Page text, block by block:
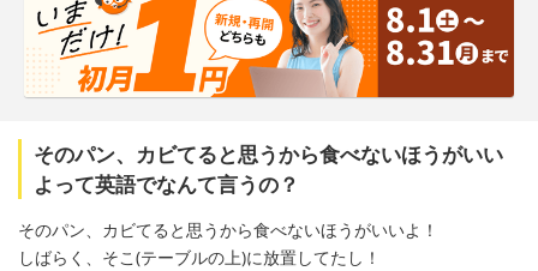
そのパン、カビてると思うから食べないほうがいい
よって英語でなんて言うの？
そのパン、カビてると思うから食べないほうがいいよ！
しばらく、そこ(テーブルの上)に放置してたし！